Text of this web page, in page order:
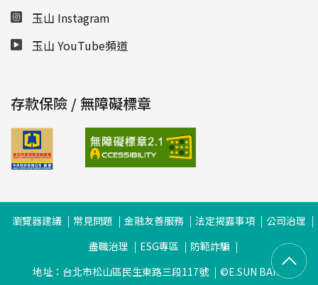
玉山 Instagram
玉山 YouTube頻道
存款保險 / 無障礙標章
瀏覽器建議 常見問題 金融友善服務 法定揭露事項
公司治理
盡職治理
ESG專區
防範詐騙
地址：台北市松山區民生東路三段117號
©E.SUN BANK